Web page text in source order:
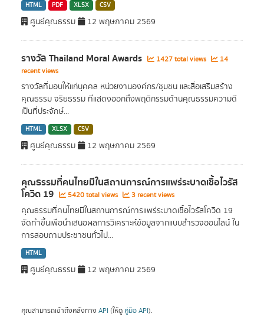
HTML PDF XLSX CSV
ศูนย์คุณธรรม 12 พฤษภาคม 2569
รางวัล Thailand Moral Awards 1427 total views
14
recent views
รางวัลที่มอบให้แก่บุคคล หน่วยงานองค์กร/ชุมชน และสื่อเสริมสร้าง
คุณธรรม จริยธรรม ที่แสดงออกถึงพฤติกรรมด้านคุณธรรมความดี
เป็นที่ประจักษ์...
HTML XLSX CSV
ศูนย์คุณธรรม 12 พฤษภาคม 2569
คุณธรรมที่คนไทยมีในสถานการณ์การแพร่ระบาดเชื้อไวรัส
โควิด 19 5420 total views 3 recent views
คุณธรรมที่คนไทยมีในสถานการณ์การแพร่ระบาดเชื้อไวรัสโควิด 19
จัดทำขึ้นเพื่อนำเสนอผลการวิเคราะห์ข้อมูลจากแบบสำรวจออนไลน์ ใน
การสอบถามประชาชนทั่วไป...
HTML
ศูนย์คุณธรรม 12 พฤษภาคม 2569
คุณสามารถเข้าถึงคลังทาง API (ให้ดู คู่มือ API).